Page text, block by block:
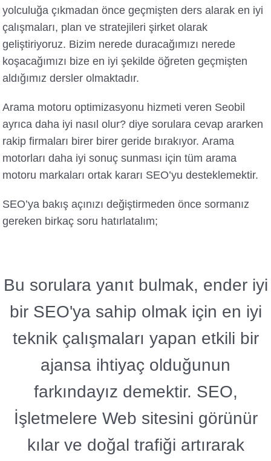
yolculuğa çıkmadan önce geçmişten ders alarak en iyi
çalışmaları, plan ve stratejileri şirket olarak
geliştiriyoruz. Bizim nerede duracağımızı nerede
koşacağımızı bize en iyi şekilde öğreten geçmişten
aldığımız dersler olmaktadır.
Arama motoru optimizasyonu hizmeti veren Seobil
ayrıca daha iyi nasıl olur? diye sorulara cevap ararken
rakip firmaları birer birer geride bırakıyor. Arama
motorları daha iyi sonuç sunması için tüm arama
motoru markaları ortak kararı SEO’yu desteklemektir.
SEO’ya bakış açınızı değiştirmeden önce sormanız
gereken birkaç soru hatırlatalım;
Bu sorulara yanıt bulmak, ender iyi
bir SEO'ya sahip olmak için en iyi
teknik çalışmaları yapan etkili bir
ajansa ihtiyaç olduğunun
farkındayız demektir. SEO,
İşletmelere Web sitesini görünür
kılar ve doğal trafiği artırarak